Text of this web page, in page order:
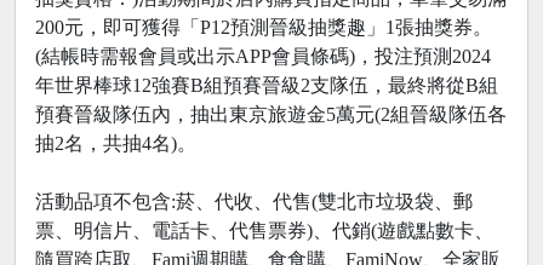
200元，即可獲得「P12預測晉級抽獎趣」1張抽獎券。
(結帳時需報會員或出示APP會員條碼)，投注預測2024
年世界棒球12強賽B組預賽晉級2支隊伍，最終將從B組
預賽晉級隊伍內，抽出東京旅遊金5萬元(2組晉級隊伍各
抽2名，共抽4名)。
活動品項不包含:菸、代收、代售(雙北市垃圾袋、郵
票、明信片、電話卡、代售票券)、代銷(遊戲點數卡、
隨買跨店取、Fami週期購、食食購、FamiNow、全家販